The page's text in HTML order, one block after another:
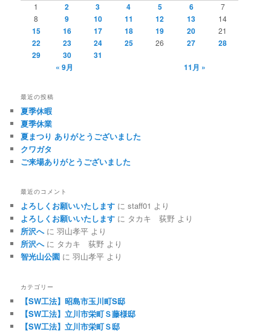
1 2 3 4 5 6
7
8
9 10 11 12 13 14
15 16 17 18 19 20 21
22 23 24 25 26 27
28
29
30
31
« 9月
11月 »
最近の投稿
夏季休暇
夏季休業
夏まつり ありがとうございました
クワガタ
ご来場ありがとうございました
最近のコメント
よろしくお願いいたします にstaff01 より
よろしくお願いいたします に タカキ 荻野 より
所沢へに羽山孝平 より
所沢へに タカキ 荻野 より
智光山公園 に羽山孝平 より
カテゴリー
【SW工法】昭島市玉川町S邸
【SW工法】立川市栄町Ｓ藤様邸
【SW工法】立川市栄町Ｓ邸